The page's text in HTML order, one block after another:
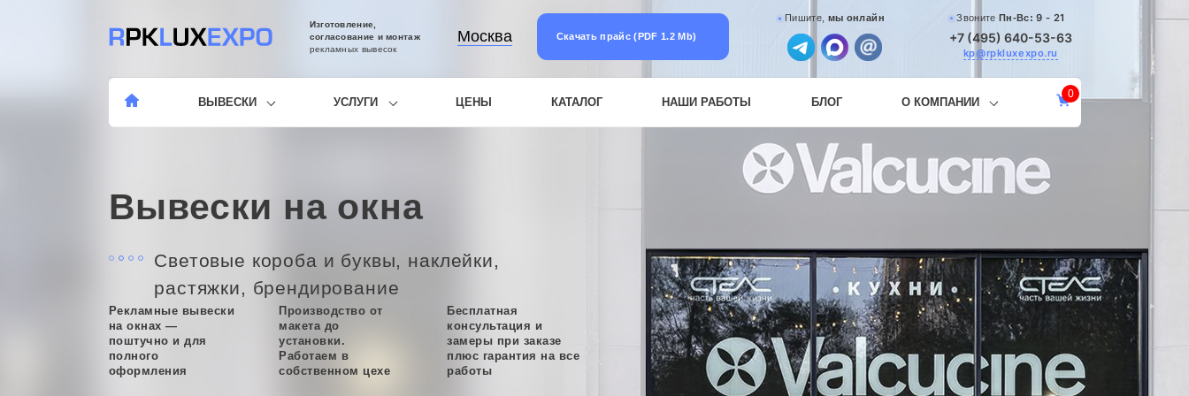
Изготовление,
согласование и монтаж
рекламных вывесок
Москва Скачать прайс (PDF 1.2 Mb)
Пишите, мы онлайн ЗвонитеПн-Вс:9 - 21
+7 (495) 640-53-63
kp@rpkluxexpo.ru
ВЫВЕСКИ УСЛУГИ ЦЕНЫ КАТАЛОГ НАШИ РАБОТЫ БЛОГ О КОМПАНИИ
0
Вывески на окна
Световые короба и буквы, наклейки,
растяжки, брендирование
Рекламные вывески
на окнах —
поштучно и для
полного
оформления
Производство от
макета до
установки.
Работаем в
собственном цехе
Бесплатная
консультация и
замеры при заказе
плюс гарантия на все
работы